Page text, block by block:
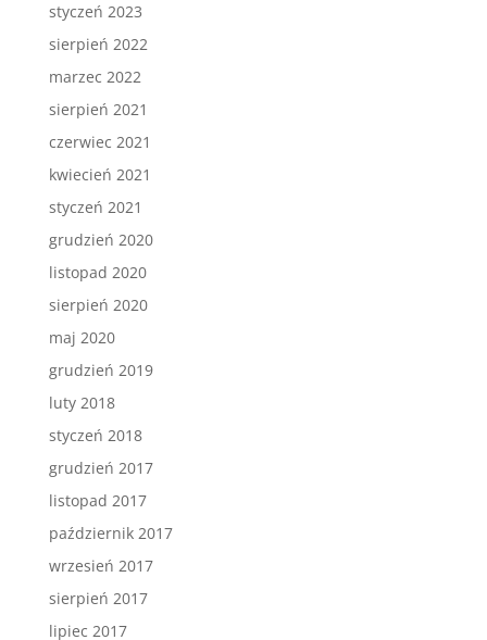
styczeń 2023
sierpień 2022
marzec 2022
sierpień 2021
czerwiec 2021
kwiecień 2021
styczeń 2021
grudzień 2020
listopad 2020
sierpień 2020
maj 2020
grudzień 2019
luty 2018
styczeń 2018
grudzień 2017
listopad 2017
październik 2017
wrzesień 2017
sierpień 2017
lipiec 2017